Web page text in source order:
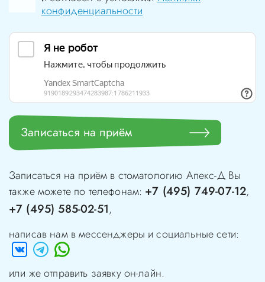
конфиденциальности
Записаться на приём
Записаться на приём в стоматологию Апекс-ДВы
также можете по телефонам: +7 (495) 749-07-12,
+7 (495) 585-02-51,
написав нам в мессенджеры и социальные сети:
или же отправить заявку он-лайн.